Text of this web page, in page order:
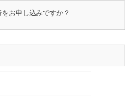
お申し込みですか？